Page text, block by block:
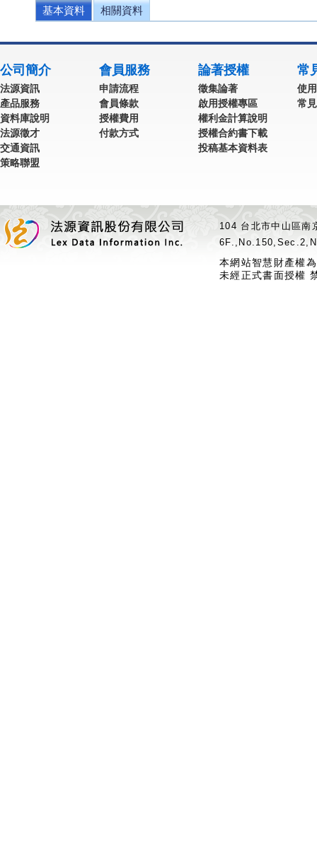
基本資料 相關資料
公司簡介
法源資訊
產品服務
資料庫說明
法源徵才
交通資訊
策略聯盟
會員服務
申請流程
會員條款
授權費用
付款方式
論著授權
徵集論著
啟用授權專區
權利金計算說明
授權合約書下載
投稿基本資料表
常
使
常
104 台北市中山區
本網站智慧財產權
未經正式書面授權